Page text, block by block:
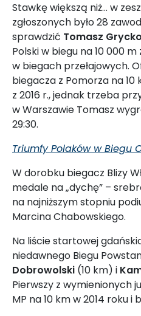
Stawkę większą niż... w
zgłoszonych było 28
sprawdzić Tomasz Grycko
Polski w biegu na 10 000
w biegach przełajowych.
biegacza z Pomorza na 10
z 2016 r., jednak trzeba
w Warszawie Tomasz
29:30.
Triumfy Polaków w Biegu
W dorobku biegacz Blizy
medale na „dychę” –
na najniższym stopniu
Marcina Chabowskiego.
Na liście startowej
niedawnego Biegu
Dobrowolski (10 km) i
Pierwszy z wymienionych
MP na 10 km w 2014 roku i